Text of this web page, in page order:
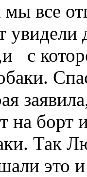
все
увидели
с
на борт
Так
это